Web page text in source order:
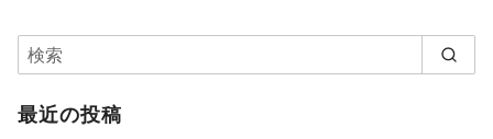
最近の投稿